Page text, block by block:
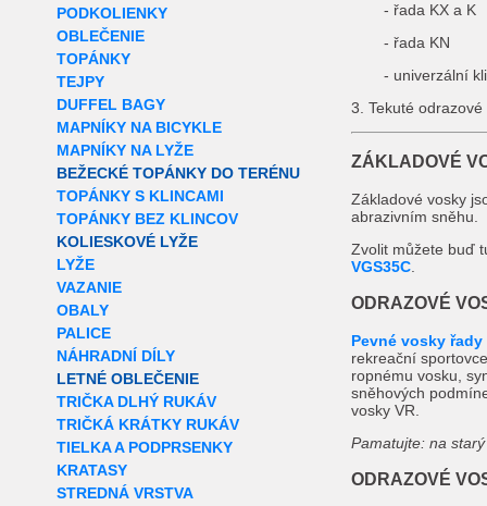
PODKOLIENKY
OBLEČENIE
TOPÁNKY
TEJPY
DUFFEL BAGY
MAPNÍKY NA BICYKLE
MAPNÍKY NA LYŽE
BEŽECKÉ TOPÁNKY DO TERÉNU
TOPÁNKY S KLINCAMI
TOPÁNKY BEZ KLINCOV
KOLIESKOVÉ LYŽE
LYŽE
VAZANIE
OBALY
PALICE
NÁHRADNÍ DÍLY
LETNÉ OBLEČENIE
TRIČKA DLHÝ RUKÁV
TRIČKÁ KRÁTKY RUKÁV
TIELKA A PODPRSENKY
KRATASY
STREDNÁ VRSTVA
- řada KX a K
- řada KN
- univerzální
3. Tekuté
ZÁKLADOVÉ
Základové vosky
abrazivním sněhu.
Zvolit můžete buď
VGS35C
ODRAZOVÉ
Pevné vosky řady
rekreační
ropnému vosku,
sněhových
vosky VR.
Pamatujte: na
ODRAZOVÉ